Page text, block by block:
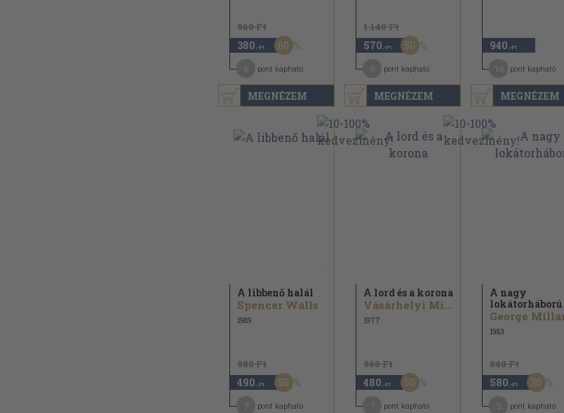
MEGNÉZEM
960 Ft
380 ,-Ft 60
pont kapható
MEGNÉZEM
1.140 Ft
570 ,-Ft 50
pont kapható
MEGNÉZEM
940 ,-Ft
pont kapható
A libbenő halál
Spencer Walls
1989
980 Ft
490 ,-Ft 50
pont kapható
A lord és a korona
Vásárhelyi Miklós
1977
960 Ft
480 ,-Ft 50
pont kapható
A nagy
lokátorháború
George
1983
840 Ft
580 ,-Ft 30
pont kapható